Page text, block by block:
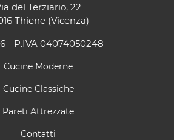
del Terziario, 22
Thiene (Vicenza)
- P.IVA 04074050248
Cucine Moderne
Cucine Classiche
Pareti Attrezzate
Contatti